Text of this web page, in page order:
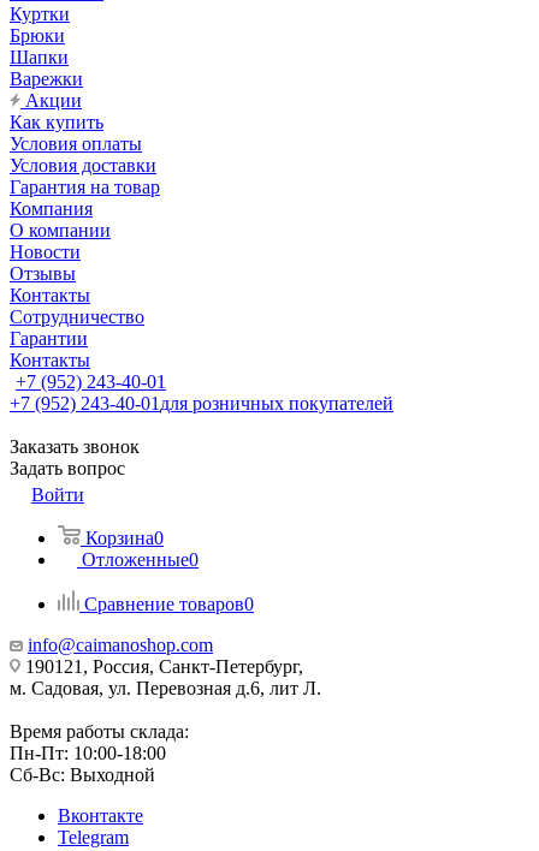
Куртки
Брюки
Шапки
Варежки
Акции
Как купить
Условия оплаты
Условия доставки
Гарантия на товар
Компания
О компании
Новости
Отзывы
Контакты
Сотрудничество
Гарантии
Контакты
+7 (952) 243-40-01
+7 (952) 243-40-01 для розничных покупателей
Заказать звонок
Задать вопрос
Войти
Корзина0
Отложенные0
Сравнение товаров0
info@caimanoshop.com
190121, Россия, Санкт-Петербург,
м. Садовая, ул. Перевозная д.6, лит Л.
Время работы склада:
Пн-Пт: 10:00-18:00
Сб-Вс: Выходной
Вконтакте
Telegram